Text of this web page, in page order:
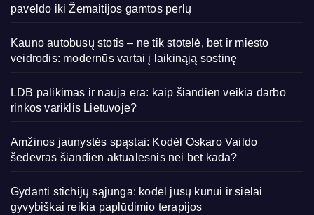
paveldo iki Žemaitijos gamtos perlų
Kauno autobusų stotis – ne tik stotelė, bet ir miesto
veidrodis: modernūs vartai į laikinąją sostinę
LDB palikimas ir nauja era: kaip šiandien veikia darbo
rinkos variklis Lietuvoje?
Amžinos jaunystės spąstai: Kodėl Oskaro Vaildo
šedevras šiandien aktualesnis nei bet kada?
Gydanti stichijų sąjunga: kodėl jūsų kūnui ir sielai
gyvybiškai reikia paplūdimio terapijos